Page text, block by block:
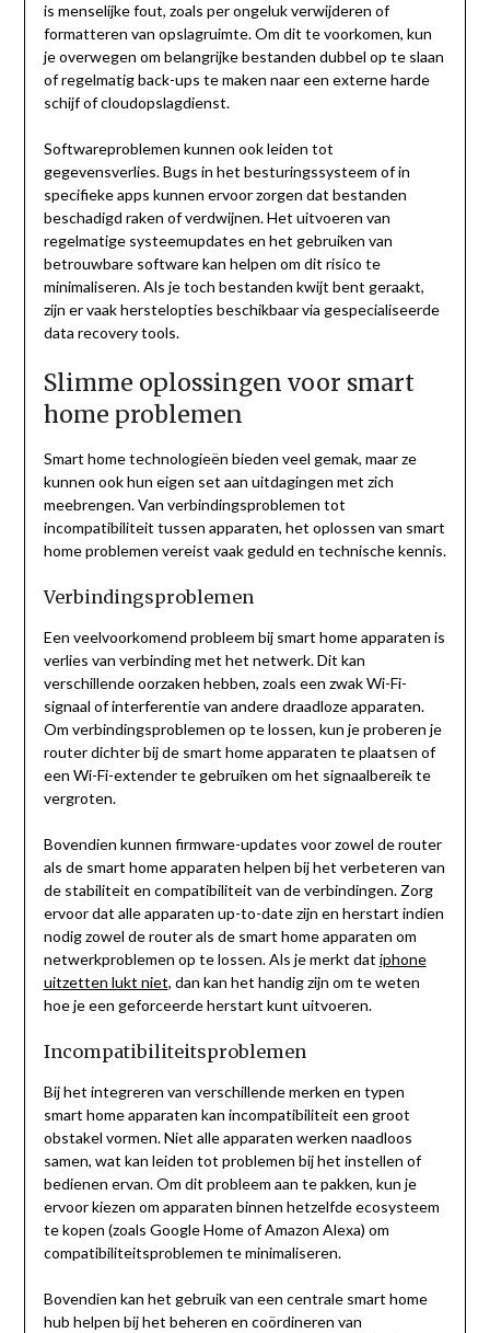
is menselijke fout, zoals per ongeluk verwijderen of
formatteren van opslagruimte. Om dit te voorkomen, kun
je overwegen om belangrijke bestanden dubbel op te slaan
of regelmatig back-ups te maken naar een externe harde
schijf of cloudopslagdienst.
Softwareproblemen kunnen ook leiden tot
gegevensverlies. Bugs in het besturingssysteem of in
specifieke apps kunnen ervoor zorgen dat bestanden
beschadigd raken of verdwijnen. Het uitvoeren van
regelmatige systeemupdates en het gebruiken van
betrouwbare software kan helpen om dit risico te
minimaliseren. Als je toch bestanden kwijt bent geraakt,
zijn er vaak herstelopties beschikbaar via gespecialiseerde
data recovery tools.
Slimme oplossingen voor smart
home problemen
Smart home technologieën bieden veel gemak, maar ze
kunnen ook hun eigen set aan uitdagingen met zich
meebrengen. Van verbindingsproblemen tot
incompatibiliteit tussen apparaten, het oplossen van smart
home problemen vereist vaak geduld en technische kennis.
Verbindingsproblemen
Een veelvoorkomend probleem bij smart home apparaten is
verlies van verbinding met het netwerk. Dit kan
verschillende oorzaken hebben, zoals een zwak Wi-Fi-
signaal of interferentie van andere draadloze apparaten.
Om verbindingsproblemen op te lossen, kun je proberen je
router dichter bij de smart home apparaten te plaatsen of
een Wi-Fi-extender te gebruiken om het signaalbereik te
vergroten.
Bovendien kunnen firmware-updates voor zowel de router
als de smart home apparaten helpen bij het verbeteren van
de stabiliteit en compatibiliteit van de verbindingen. Zorg
ervoor dat alle apparaten up-to-date zijn en herstart indien
nodig zowel de router als de smart home apparaten om
netwerkproblemen op te lossen. Als je merkt dat iphone
uitzetten lukt niet, dan kan het handig zijn om te weten
hoe je een geforceerde herstart kunt uitvoeren.
Incompatibiliteitsproblemen
Bij het integreren van verschillende merken en typen
smart home apparaten kan incompatibiliteit een groot
obstakel vormen. Niet alle apparaten werken naadloos
samen, wat kan leiden tot problemen bij het instellen of
bedienen ervan. Om dit probleem aan te pakken, kun je
ervoor kiezen om apparaten binnen hetzelfde ecosysteem
te kopen (zoals Google Home of Amazon Alexa) om
compatibiliteitsproblemen te minimaliseren.
Bovendien kan het gebruik van een centrale smart home
hub helpen bij het beheren en coördineren van